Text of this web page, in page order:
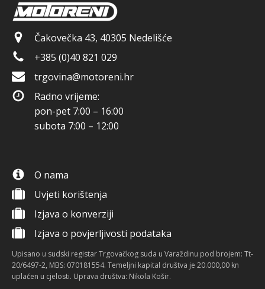
Čakovečka 43, 40305 Nedelišće
+385 (0)40 821 029
trgovina@motoreni.hr
Radno vrijeme:
pon-pet 7:00 – 16:00
subota 7:00 – 12:00
O nama
Uvjeti korištenja
Izjava o konverziji
Izjava o povjerljivosti podataka
Upisano u sudski registar Trgovačkog suda u Varaždinu pod brojem: Tt-
20/6497-2, MBS: 070181554. Temeljni kapital društva je 20.000,00 kn
uplaćen u cjelosti. Uprava društva: Nikola Košir.